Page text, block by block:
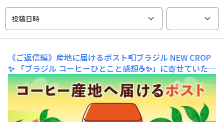
投稿日時
《ご返信編》産地に届けるポスト📮ブラジル NEW CROP
✨ 「ブラジル コーヒーひとこと感想☕✨」に寄せていただ
いた皆さまの声をスライド動画にして、現地でコーヒーを
育てている生産者のもとへお届けしました。今回は、「実
際に産地へお送りした動画」と「産地から届いた返信のメ
ッセージ」をお届けします🤗✨▼「ブラジル コーヒーひ